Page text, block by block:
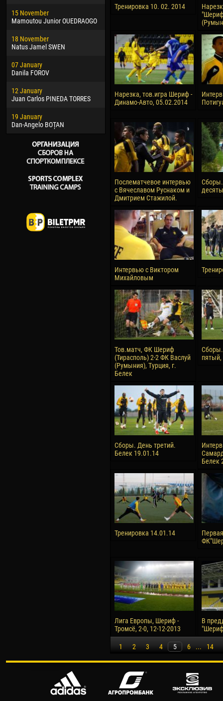
15 November
Mamoutou Junior OUEDRAOGO
18 November
Natus Jamel SWEN
07 January
Danila FOROV
12 January
Juan Carlos PINEDA TORRES
19 January
Dan-Angelo BOȚAN
09 March
Emmanuel AFETSE
Jayder Moreno ASPRILLA
22 March
Samba KONÉ
26 March
Vitor Hugo Morais de OLIVEIRA
15
28
10
15
Тренировка 10. 02. 2014
Нарезка, тов.игра Шериф -
Динамо-Авто, 05.02.2014
Послематчевое интервью
с Вячеславом Руснаком и
Дмитрием Стажилой.
Интервью с Виктором
Михайловым
Тов.матч, ФК Шериф
(Тирасполь) 2-2 ФК Васлуй
(Румыния), Турция, г.
Белек
пятый,
Сборы. День третий.
Белек 19.01.14
Белек
Тренировка 14.01.14
Лига Европы, Шериф -
Тромсё, 2-0, 12-12-2013
В
1 2 3 4 5 6 ... 14